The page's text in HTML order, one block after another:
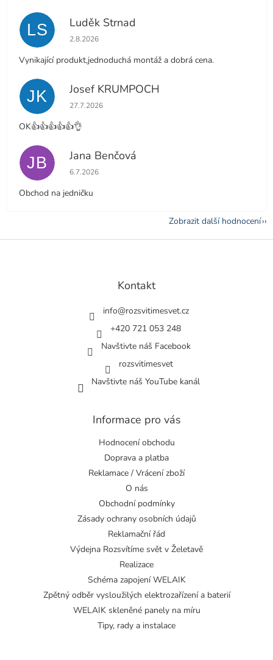
LS Luděk Strnad
Hodnocení obchodu je 5 z 5 hvězdiček.
2.8.2026
Vynikající produkt,jednoduchá montáž a dobrá cena.
JK Josef KRUMPOCH
Hodnocení obchodu je 5 z 5 hvězdiček.
27.7.2026
OK👍👍👍👍👍👌
JB Jana Benčová
Hodnocení obchodu je 5 z 5 hvězdiček.
6.7.2026
Obchod na jedničku
Zobrazit další hodnocení
Z
Kontakt
info@rozsvitimesvet.cz
+420 721 053 248
Navštivte náš Facebook
rozsvitimesvet
Navštivte náš YouTube kanál
Informace pro vás
Hodnocení obchodu
Doprava a platba
Reklamace / Vrácení zboží
O nás
Obchodní podmínky
Zásady ochrany osobních údajů
Reklamační řád
Výdejna Rozsvítíme svět v Želetavě
Realizace
Schéma zapojení WELAIK
Zpětný odběr vysloužilých elektrozařízení a baterií
WELAIK skleněné panely na míru
Tipy, rady a instalace